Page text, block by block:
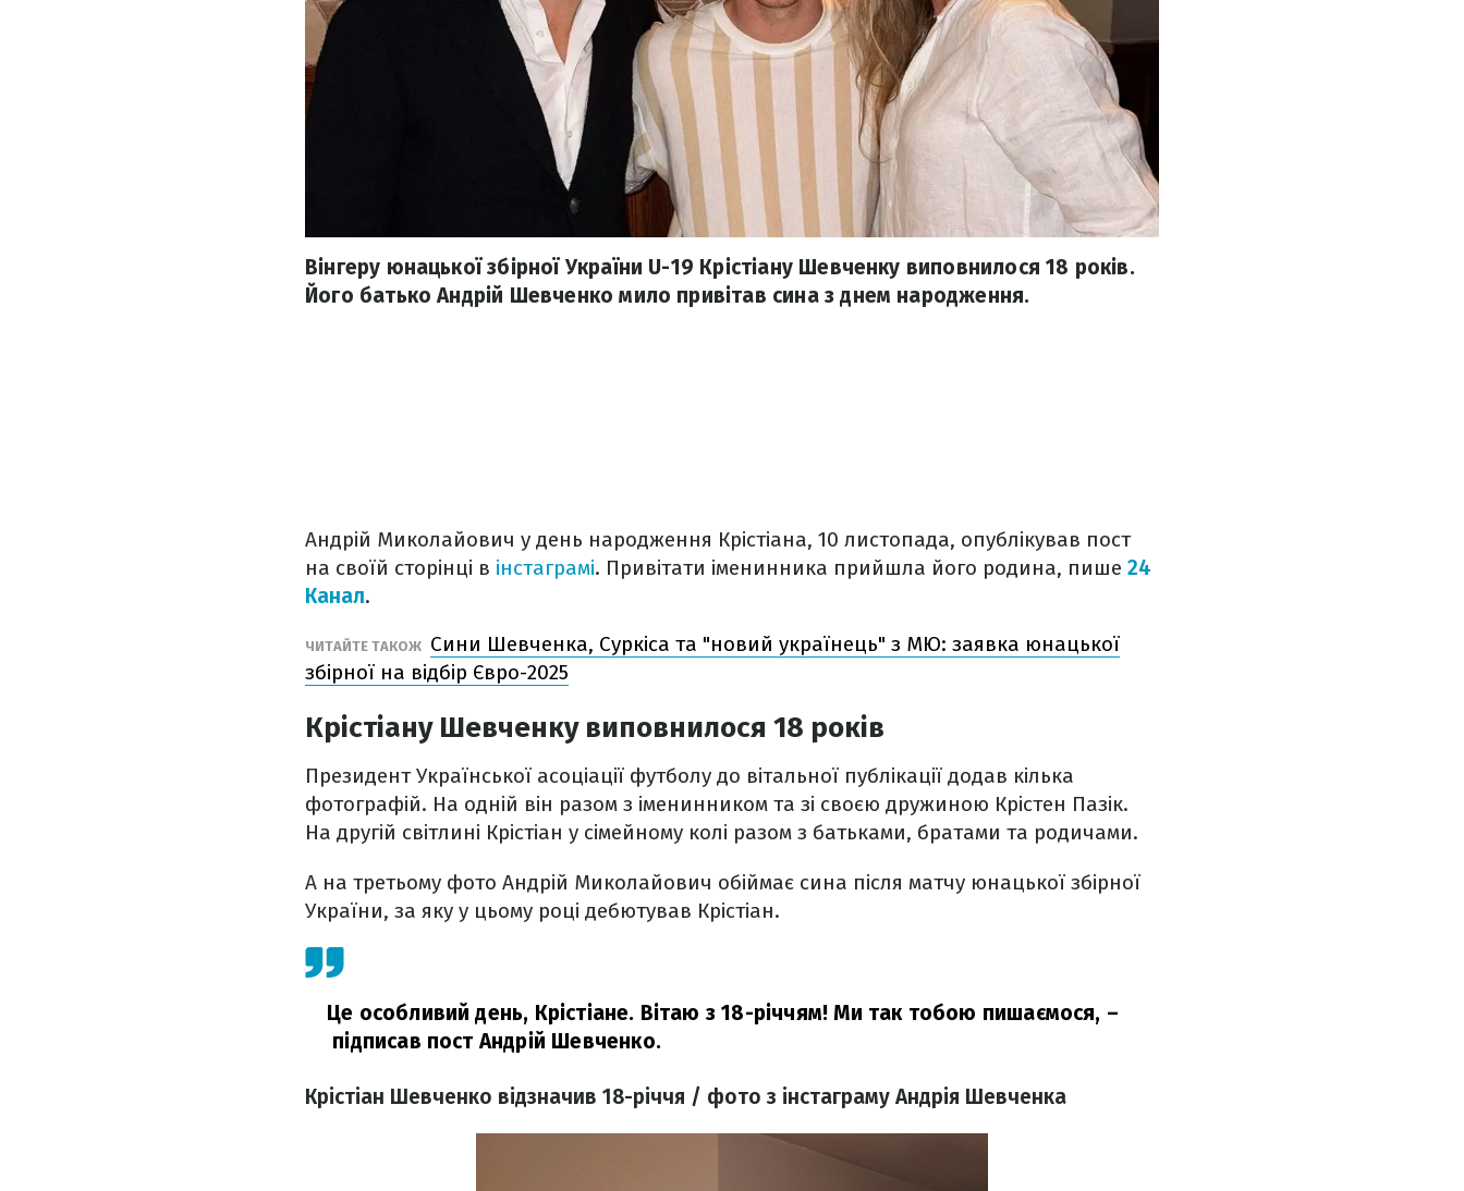
Вінгеру юнацької збірної України U-19 Крістіану Шевченку виповнилося 18 років.
Його батько Андрій Шевченко мило привітав сина з днем народження.
Андрій Миколайович у день народження Крістіана, 10 листопада, опублікував пост
на своїй сторінці в інстаграмі. Привітати іменинника прийшла його родина, пише 24
Канал.
ЧИТАЙТЕ ТАКОЖ Сини Шевченка, Суркіса та "новий українець" з МЮ: заявка юнацької
збірної на відбір Євро-2025
Крістіану Шевченку виповнилося 18 років
Президент Української асоціації футболу до вітальної публікації додав кілька
фотографій. На одній він разом з іменинником та зі своєю дружиною Крістен Пазік.
На другій світлині Крістіан у сімейному колі разом з батьками, братами та родичами.
А на третьому фото Андрій Миколайович обіймає сина після матчу юнацької збірної
України, за яку у цьому році дебютував Крістіан.
Це особливий день, Крістіане. Вітаю з 18-річчям! Ми так тобою пишаємося, –
підписав пост Андрій Шевченко.
Крістіан Шевченко відзначив 18-річчя / фото з інстаграму Андрія Шевченка